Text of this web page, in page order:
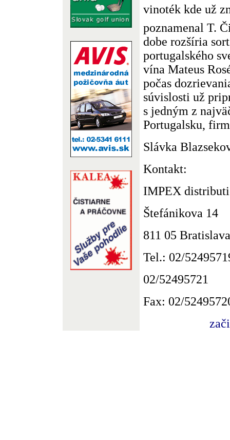
vinoték kde už
poznamenal T.
dobe rozšíria
portugalského
vína Mateus
počas
súvislosti už
s jedným z
Portugalsku,
Slávka
Kontakt:
IMPEX
Štefánikova 14
811 05 Bratislava
Tel.: 02/
02/52495721
Fax: 02/